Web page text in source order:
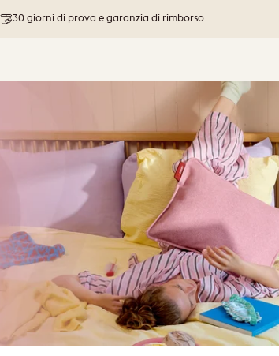
Spedizione gratuita per ordini superiori a 76 €